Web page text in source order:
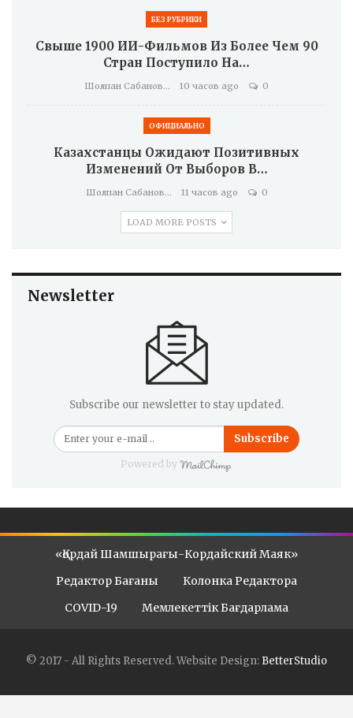
БЕЗ РУБРИКИ
Свыше 1900 ИИ-Фильмов Из Более Чем 90
Стран Поступило На…
Шолпан Сабанова 10 часов ago 0
ОФИЦИАЛЬНО
Казахстанцы Ожидают Позитивных
Изменений От Выборов В…
Шолпан Сабанова 11 часов ago 0
LOAD MORE POSTS
Newsletter
Subscribe our newsletter to stay updated.
Subscribe
Powered by
«Қордай Шамшырағы-Кордайский Маяк»
Редактор Бағаны
Колонка Редактора
COVID-19
Мемлекеттік Бағдарлама
© 2017 - All Rights Reserved.Website Design: BetterStudio